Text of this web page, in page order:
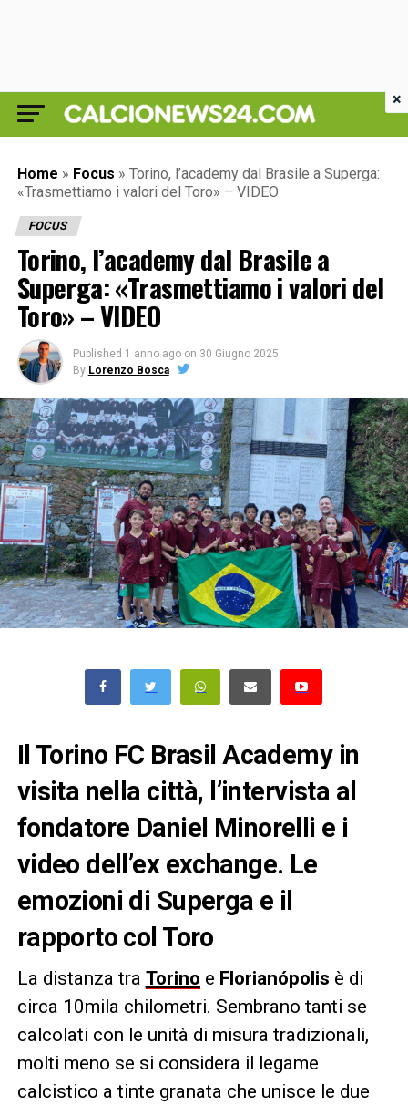
Home » Focus » Torino, l’academy dal Brasile a Superga:
«Trasmettiamo i valori del Toro» – VIDEO
FOCUS
Torino, l’academy dal Brasile a
Superga: «Trasmettiamo i valori del
Toro» – VIDEO
Published 1 anno ago on 30 Giugno 2025
By Lorenzo Bosca
Il Torino FC Brasil Academy in
visita nella città, l’intervista al
fondatore Daniel Minorelli e i
video dell’ex exchange. Le
emozioni di Superga e il
rapporto col Toro
La distanza tra Torino e Florianópolis è di
circa 10mila chilometri. Sembrano tanti se
calcolati con le unità di misura tradizionali,
molti meno se si considera il legame
calcistico a tinte granata che unisce le due
×